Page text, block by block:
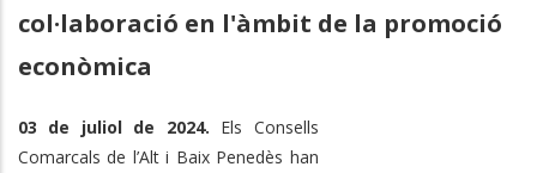
col·laboració en l'àmbit de la promoció
econòmica
03 de juliol de 2024. Els Consells
Comarcals de l’Alt i Baix Penedès han